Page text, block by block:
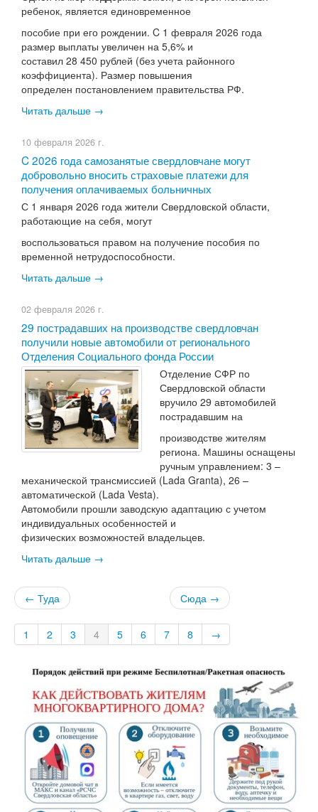
ребенок, является единовременное
пособие при его рождении. C 1 февраля 2026 года
размер выплаты увеличен на 5,6% и
составил 28 450 рублей (без учета районного
коэффициента). Размер повышения
определен постановлением правительства РФ.
Читать дальше →
10 февраля 2026 г.
C 2026 года самозанятые свердловчане могут
добровольно вносить страховые платежи для
получения оплачиваемых больничных
С 1 января 2026 года жители Свердловской области,
работающие на себя, могут
воспользоваться правом на получение пособия по
временной нетрудоспособности.
Читать дальше →
02 февраля 2026 г.
​29 пострадавших на производстве свердловчан
получили новые автомобили от регионального
Отделения Социального фонда России
Отделение СФР по
Свердловской области
вручило 29 автомобилей
пострадавшим на
производстве жителям
региона. Машины оснащены
ручным управлением: 3 –
механической трансмиссией (Lada Granta), 26 –
автоматической (Lada Vesta).
Автомобили прошли заводскую адаптацию с учетом
индивидуальных особенностей и
физических возможностей владельцев.
Читать дальше →
← Туда Сюда →
1 2 3 4 5 6 7 8 →